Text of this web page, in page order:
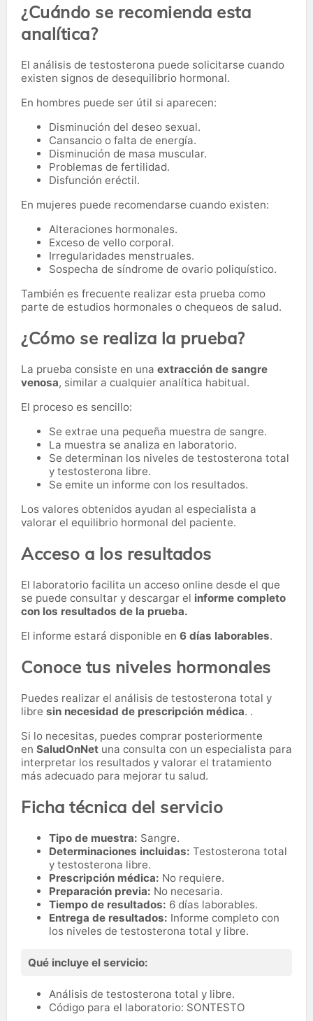
¿Cuándo se recomienda esta
analítica?
El análisis de testosterona puede solicitarse cuando
existen signos de desequilibrio hormonal.
En hombres puede ser útil si aparecen:
Disminución del deseo sexual.
Cansancio o falta de energía.
Disminución de masa muscular.
Problemas de fertilidad.
Disfunción eréctil.
En mujeres puede recomendarse cuando existen:
Alteraciones hormonales.
Exceso de vello corporal.
Irregularidades menstruales.
Sospecha de síndrome de ovario poliquístico.
También es frecuente realizar esta prueba como
parte de estudios hormonales o chequeos de salud.
¿Cómo se realiza la prueba?
La prueba consiste en una extracción de sangre
venosa, similar a cualquier analítica habitual.
El proceso es sencillo:
Se extrae una pequeña muestra de sangre.
La muestra se analiza en laboratorio.
Se determinan los niveles de testosterona total
y testosterona libre.
Se emite un informe con los resultados.
Los valores obtenidos ayudan al especialista a
valorar el equilibrio hormonal del paciente.
Acceso a los resultados
El laboratorio facilita un acceso online desde el que
se puede consultar y descargar el informe completo
con los resultados de la prueba.
El informe estará disponible en 6 días laborables.
Conoce tus niveles hormonales
Puedes realizar el análisis de testosterona total y
libre sin necesidad de prescripción médica. .
Si lo necesitas, puedes comprar posteriormente
en SaludOnNet una consulta con un especialista para
interpretar los resultados y valorar el tratamiento
más adecuado para mejorar tu salud.
Ficha técnica del servicio
Tipo de muestra: Sangre.
Determinaciones incluidas: Testosterona total
y testosterona libre.
Prescripción médica: No requiere.
Preparación previa: No necesaria.
Tiempo de resultados: 6 días laborables.
Entrega de resultados: Informe completo con
los niveles de testosterona total y libre.
Qué incluye el servicio:
Análisis de testosterona total y libre.
Código para el laboratorio: SONTESTO